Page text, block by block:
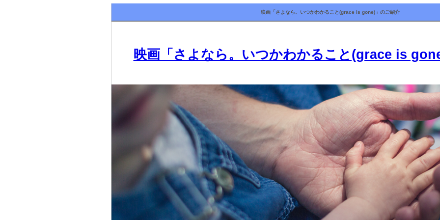
映画「さよなら。いつかわかること(grace is gone)」のご紹介
映画「さよなら。いつかわかること(grace is